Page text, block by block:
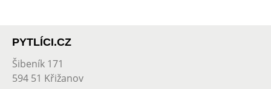
PYTLÍCI.CZ
Šibeník 171
594 51 Křižanov